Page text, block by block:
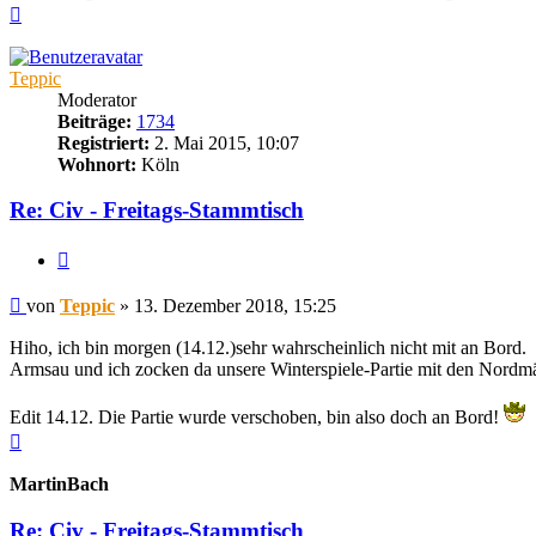
Teppic
Moderator
Beiträge: 1734
Registriert: 2. Mai 2015, 10:07
Wohnort: Köln
Re: Civ - Freitags-Stammtisch
Beitrag
von Teppic » 13. Dezember 2018, 15:25
Hiho, ich bin morgen (14.12.)sehr wahrscheinlich nicht mit an Bord.
Armsau und ich zocken da unsere Winterspiele-Partie mit den
Edit 14.12. Die Partie wurde verschoben, bin also doch an Bord!
MartinBach
Re: Civ - Freitags-Stammtisch